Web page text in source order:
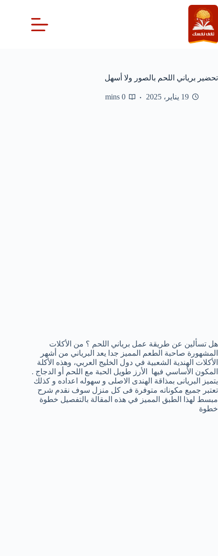
التجاوز
إلى
المحتوى
تحضير برياني اللحم بالصور ولا أسهل
19 يناير، 2025 0 mins
هل تسألين عن طريقة عمل برياني اللحم ؟ من الأكلات
المشهورة صاحبة الطعم المميز جدا يعد البرياني من أشهر
الأكلات الهندية الشعبية في دول الخليج العربي، وهذه الأكلة
المكون الأساسي فيها الأرز طويل الحبة مع اللحم أو الدجاج .
يتميز البريانى بمذاقة الهندى الاصلى و سهوله اعداده و كذلك
تعتبر جميع مكوناته متوفرة فى كل منزل سوف نقدم شرح
مبسط لهذا الطبق المميز في هذه المقالة بالتفصيل خطوة
خطوة